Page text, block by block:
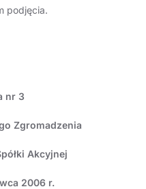
podjęcia.
nr 3
Zgromadzenia
Akcyjnej
2006 r.